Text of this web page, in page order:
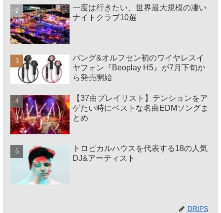
一度は行きたい、世界最大規模の凄い
ナイトクラブ10選
バング&オルフセン初のワイヤレスイ
ヤフォン『Beoplay H5』が7月下旬か
ら発売開始
【37曲プレイリスト】テンションをア
ゲたい時にベストな名曲EDMソングま
とめ
トロピカルハウスを代表する18の人気
DJ&アーティスト
DRIPS